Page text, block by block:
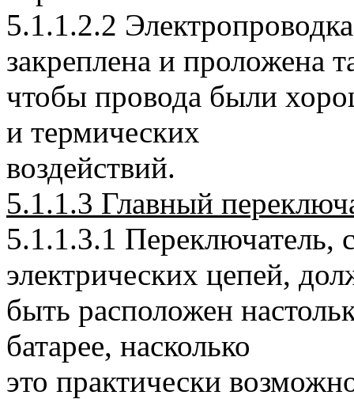
5.1.1.2.2
закреплена и проложена
чтобы провода были
и термических
воздействий.
5.1.1.3 Главный
5.1.1.3.1 Переключатель,
электрических цепей,
быть расположен
батарее, насколько
это практически